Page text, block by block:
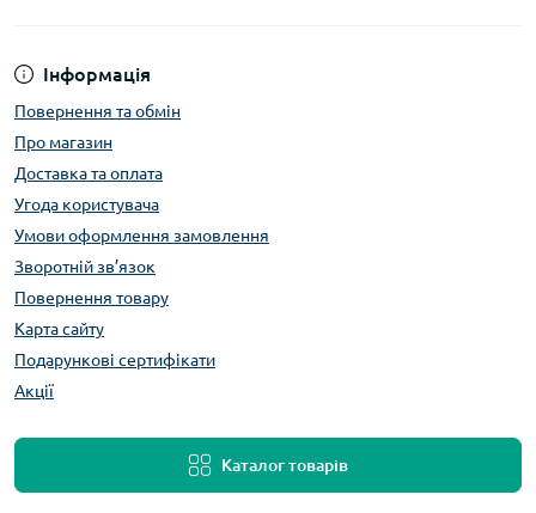
Інформація
Повернення та обмін
Про магазин
Доставка та оплата
Угода користувача
Умови оформлення замовлення
Зворотній зв’язок
Повернення товару
Карта сайту
Подарункові сертифікати
Акції
Каталог товарів